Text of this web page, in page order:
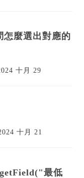
怎麼選出對應的
十月 29
十月 21
最低